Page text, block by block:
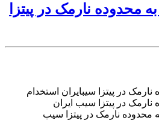
محدوده نارمک در پیتزا
نارمک در پیتزا سیبایران استخدام
نارمک در پیتزا سیب ایران
محدوده نارمک در پیتزا سیب